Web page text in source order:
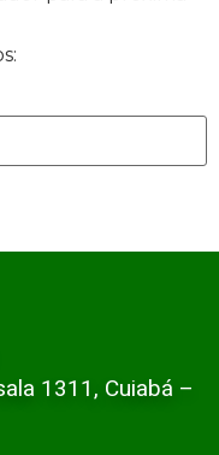
1311, Cuiabá –